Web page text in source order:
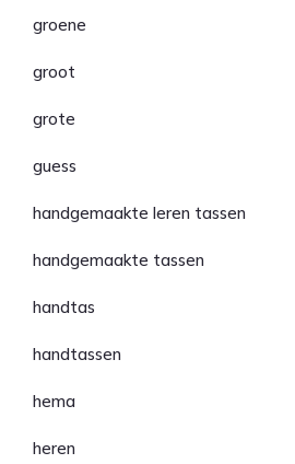
groene
groot
grote
guess
handgemaakte leren tassen
handgemaakte tassen
handtas
handtassen
hema
heren